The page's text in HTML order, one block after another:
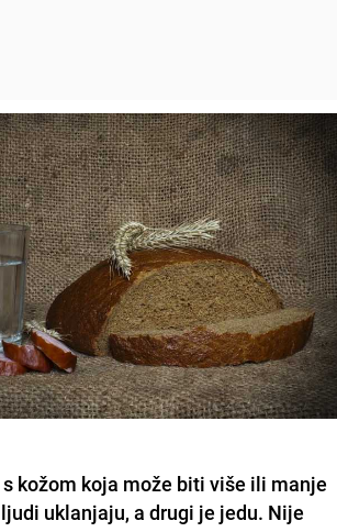
kožom koja može biti više ili manje
uklanjaju, a drugi je jedu. Nije